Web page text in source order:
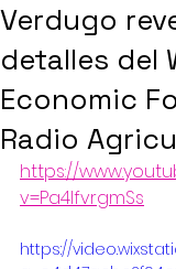
Verdugo
detalles del
Economic
Radio
https://
v=Pa4lfvrgmSs
https://